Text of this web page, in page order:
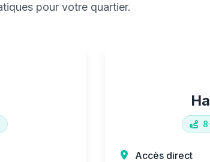
pour votre quartier.
Accès direct